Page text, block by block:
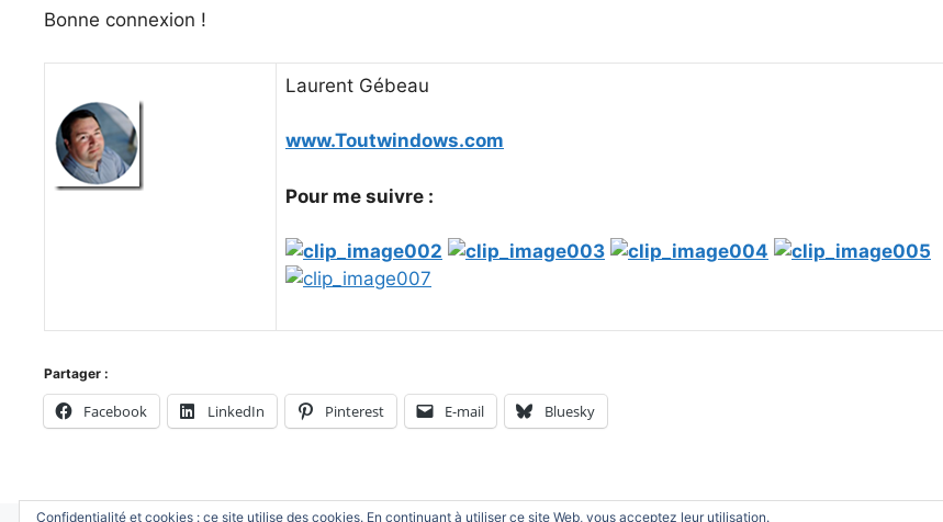
Bonne connexion !
Laurent Gébeau
www.Toutwindows.com
Pour me suivre :
Partager :
Facebook LinkedIn Pinterest E-mail Bluesky
Confidentialité et cookies : ce site utilise des cookies. En continuant à utiliser ce site Web, vous acceptez leur utilisation.